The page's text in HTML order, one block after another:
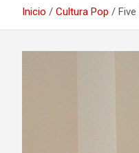
Inicio Cultura Pop